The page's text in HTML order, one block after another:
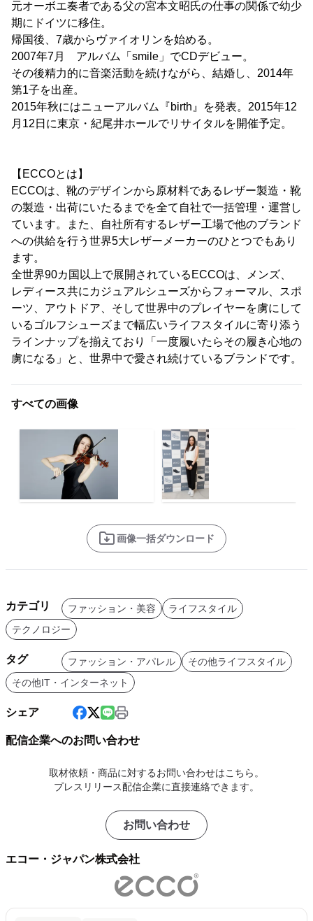
元オーボエ奏者である父の宮本文昭氏の仕事の関係で幼少
期にドイツに移住。
帰国後、7歳からヴァイオリンを始める。
2007年7月 アルバム「smile」でCDデビュー。
その後精力的に音楽活動を続けながら、結婚し、2014年
第1子を出産。
2015年秋にはニューアルバム『birth』を発表。2015年12
月12日に東京・紀尾井ホールでリサイタルを開催予定。
【ECCOとは】
ECCOは、靴のデザインから原材料であるレザー製造・靴
の製造・出荷にいたるまでを全て自社で一括管理・運営し
ています。また、自社所有するレザー工場で他のブランド
への供給を行う世界5大レザーメーカーのひとつでもあり
ます。
全世界90カ国以上で展開されているECCOは、メンズ、
レディース共にカジュアルシューズからフォーマル、スポ
ーツ、アウトドア、そして世界中のプレイヤーを虜にして
いるゴルフシューズまで幅広いライフスタイルに寄り添う
ラインナップを揃えており「一度履いたらその履き心地の
虜になる」と、世界中で愛され続けているブランドです。
すべての画像
画像一括ダウンロード
カテゴリ ファッション・美容
ライフスタイル
テクノロジー
タグ ファッション・アパレル
その他ライフスタイル
その他IT・インターネット
シェア
配信企業へのお問い合わせ
取材依頼・商品に対するお問い合わせはこちら。
プレスリリース配信企業に直接連絡できます。
お問い合わせ
エコー・ジャパン株式会社